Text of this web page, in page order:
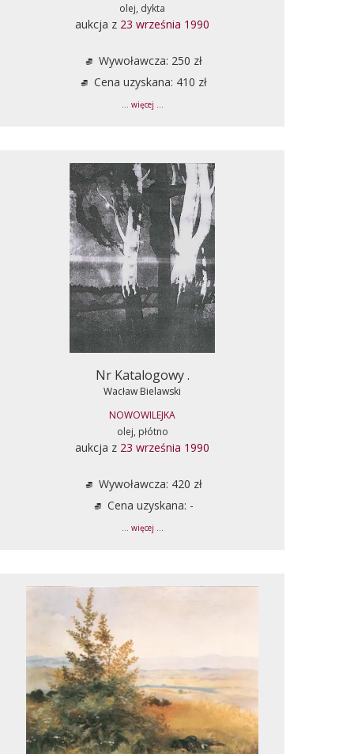
olej, dykta
aukcja z 23 września 1990
Wywoławcza: 250 zł
Cena uzyskana: 410 zł
... więcej ...
Nr Katalogowy .
Wacław Bielawski
NOWOWILEJKA
olej, płótno
aukcja z 23 września 1990
Wywoławcza: 420 zł
Cena uzyskana: -
... więcej ...